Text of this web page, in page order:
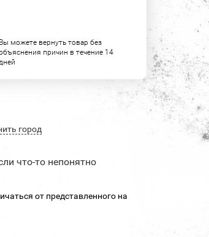
Вы можете вернуть товар без
причин в течение 14
город
что-то непонятно
от представленного на